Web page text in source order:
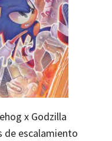
x Godzilla
de escalamiento